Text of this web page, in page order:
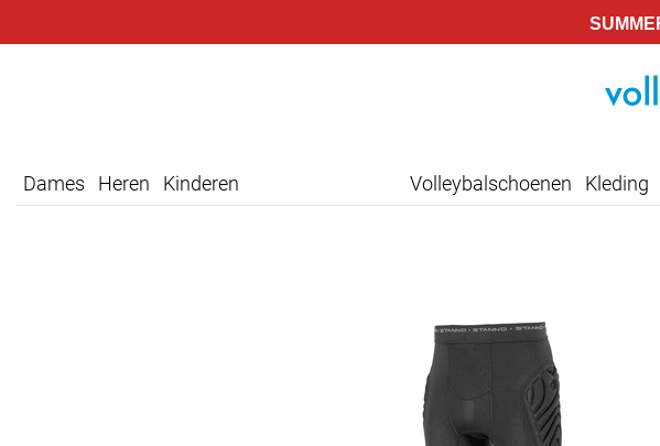
Dames Heren Kinderen Volleybalschoenen Kleding